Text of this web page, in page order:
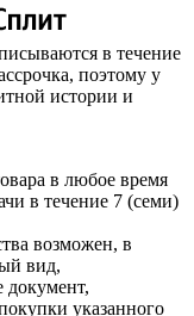
в течение
поэтому у
истории и
в любое время
в течение 7 (семи)
возможен, в
вид,
документ,
указанного